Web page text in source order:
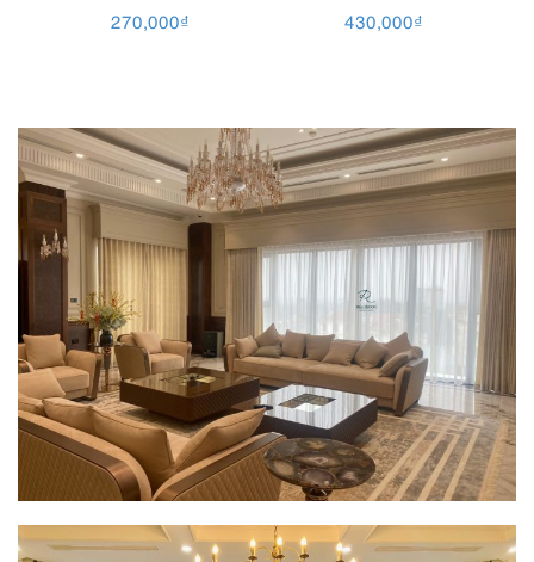
270,000₫ 430,000₫